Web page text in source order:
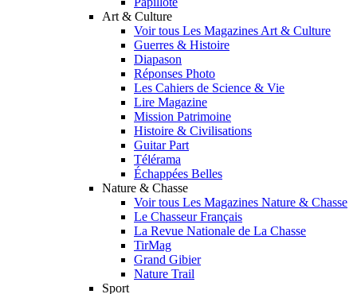
Art & Culture
Voir tous Les Magazines Art & Culture
Guerres & Histoire
Diapason
Réponses Photo
Les Cahiers de Science & Vie
Lire Magazine
Mission Patrimoine
Histoire & Civilisations
Guitar Part
Télérama
Échappées Belles
Nature & Chasse
Voir tous Les Magazines Nature & Chasse
Le Chasseur Français
La Revue Nationale de La Chasse
TirMag
Grand Gibier
Nature Trail
Sport